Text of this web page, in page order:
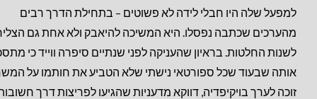
למפעל שלה היו חבלי לידה לא פשוטים – בתחילת הדרך רבים
מהערכים שכתבה נפסלו. היא המשיכה להיאבק ולא אחת גם
לשנות החלטות. בראיון שהעניקה לפני שנתיים סיפרה ווייד כי
אותה שבעוד שכל ספורטאי נישתי שלא הטביע את חותמו על
זוכה לערך בויקיפדיה, דווקא מדעניות שהגיעו לפריצות דרך